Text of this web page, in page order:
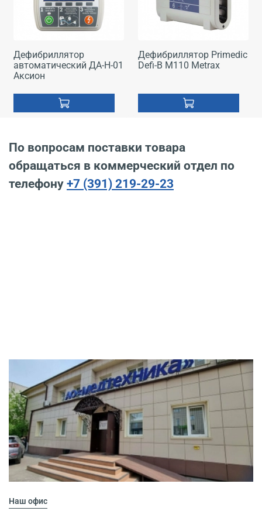
Дефибриллятор
автоматический ДА-Н-01
Аксион
Дефибриллятор Primedic
Defi-B M110 Metrax
По вопросам поставки товара
обращаться в коммерческий отдел по
телефону +7 (391) 219-29-23
Наш офис